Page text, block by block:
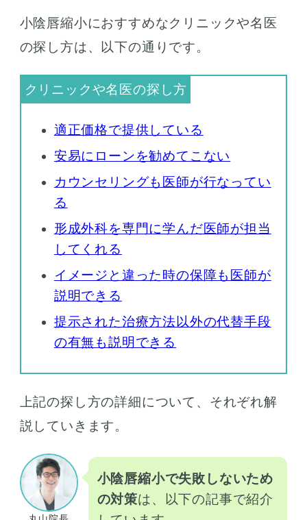
小陰唇縮小におすすめなクリニックや名医
の探し方は、以下の通りです。
適正価格で提供している
安易にローンを勧めてこない
カウンセリングも医師が行なってい
る
形成外科を専門に学んだ医師が担当
してくれる
イメージと違った時の保障も医師が
説明できる
提示された治療方法以外の代替手段
の有無も説明できる
上記の探し方の詳細について、それぞれ解
説していきます。
小陰唇縮小で失敗しないため
の対策は、以下の記事で紹介